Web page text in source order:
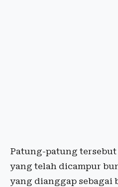
Patung-patung
yang telah dicampur
yang dianggap sebagai